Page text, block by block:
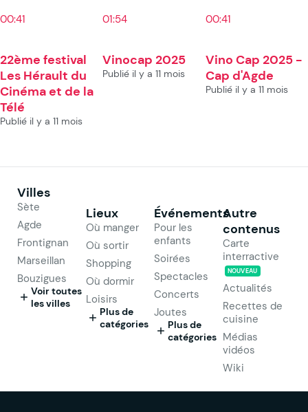
00:41
22ème festival
Les Hérault du
Cinéma et de la
Télé
Publié il y a 11 mois
01:54
Vinocap 2025
Publié il y a 11 mois
00:41
Vino Cap 2025 -
Cap d'Agde
Publié il y a 11 mois
Villes
Sète
Agde
Frontignan
Marseillan
Bouzigues
Voir toutes
les villes
Lieux
Où manger
Où sortir
Shopping
Où dormir
Loisirs
Plus de
catégories
Événements
Pour les
enfants
Soirées
Spectacles
Concerts
Joutes
Plus de
catégories
Autre
contenus
Carte
interractive
NOUVEAU
Actualités
Recettes de
cuisine
Médias
vidéos
Wiki